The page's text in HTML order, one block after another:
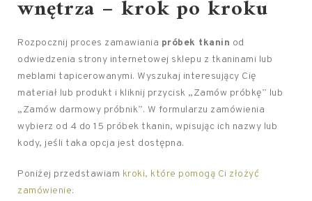
wnętrza – krok po kroku
Rozpocznij proces zamawiania próbek tkanin od
odwiedzenia strony internetowej sklepu z tkaninami lub
meblami tapicerowanymi. Wyszukaj interesujący Cię
materiał lub produkt i kliknij przycisk „Zamów próbkę” lub
„Zamów darmowy próbnik”. W formularzu zamówienia
wybierz od 4 do 15 próbek tkanin, wpisując ich nazwy lub
kody, jeśli taka opcja jest dostępna.
Poniżej przedstawiam kroki, które pomogą Ci złożyć
zamówienie: